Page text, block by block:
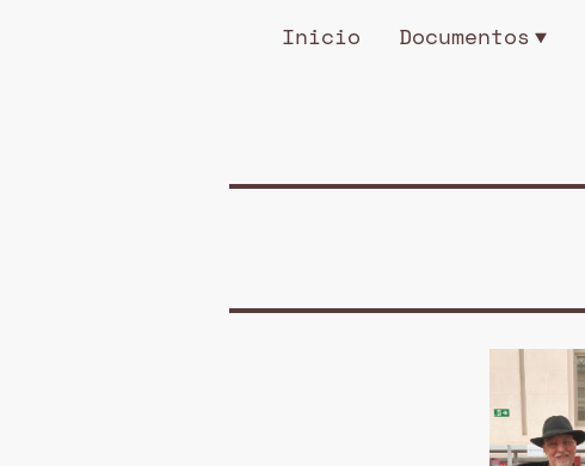
Inicio Documentos